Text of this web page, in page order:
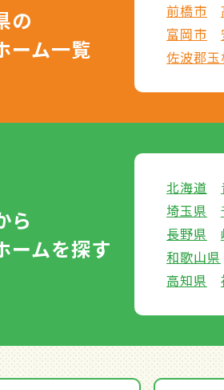
の
ーム一覧
前橋市
富岡市
佐波郡玉
ら
ームを探す
北海道
埼玉県
長野県
和歌山県
高知県